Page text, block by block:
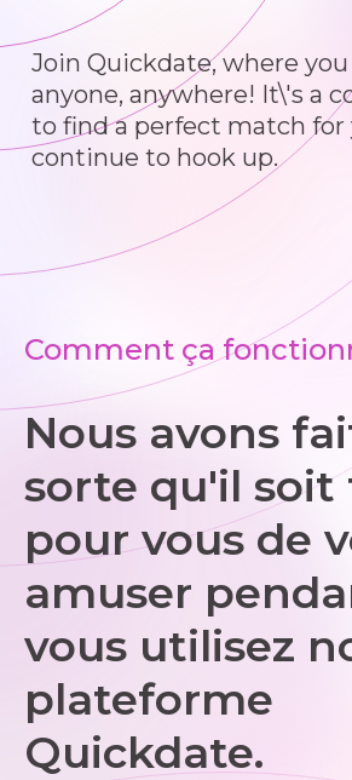
Join Quickdate, where
anyone, anywhere! It\'s a
to find a perfect match for
continue to hook up.
Comment ça
Nous avons
sorte qu'il soit
pour vous de
amuser
vous utilisez
plateforme
Quickdate.